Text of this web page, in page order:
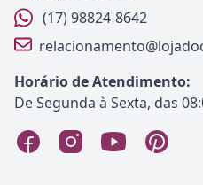
(17) 98824-8642
Horário de Atendimento:
De Segunda à Sexta, das